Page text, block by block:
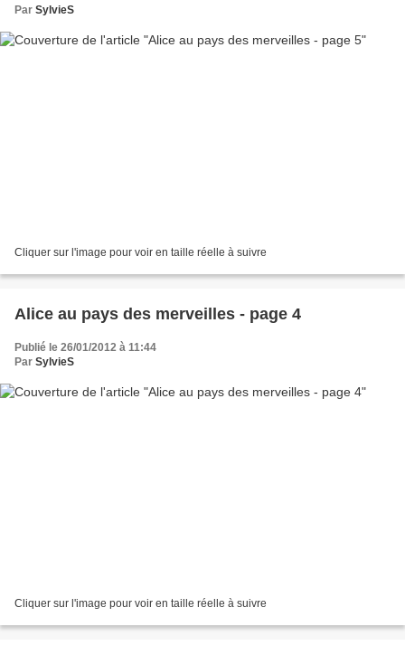
Par SylvieS
Cliquer sur l'image pour voir en taille réelle à suivre
Alice au pays des merveilles - page 4
Publié le 26/01/2012 à 11:44
Par SylvieS
Cliquer sur l'image pour voir en taille réelle à suivre